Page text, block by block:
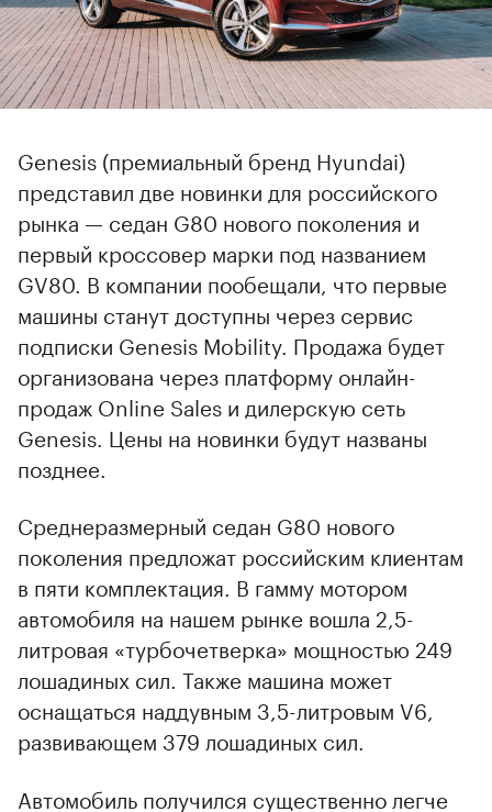
Genesis (премиальный бренд Hyundai)
представил две новинки для российского
рынка — седан G80 нового поколения и
первый кроссовер марки под названием
GV80. В компании пообещали, что первые
машины станут доступны через сервис
подписки Genesis Mobility. Продажа будет
организована через платформу онлайн-
продаж Online Sales и дилерскую сеть
Genesis. Цены на новинки будут названы
позднее.
Среднеразмерный седан G80 нового
поколения предложат российским клиентам
в пяти комплектация. В гамму мотором
автомобиля на нашем рынке вошла 2,5-
литровая «турбочетверка» мощностью 249
лошадиных сил. Также машина может
оснащаться наддувным 3,5-литровым V6,
развивающем 379 лошадиных сил.
Автомобиль получился существенно легче